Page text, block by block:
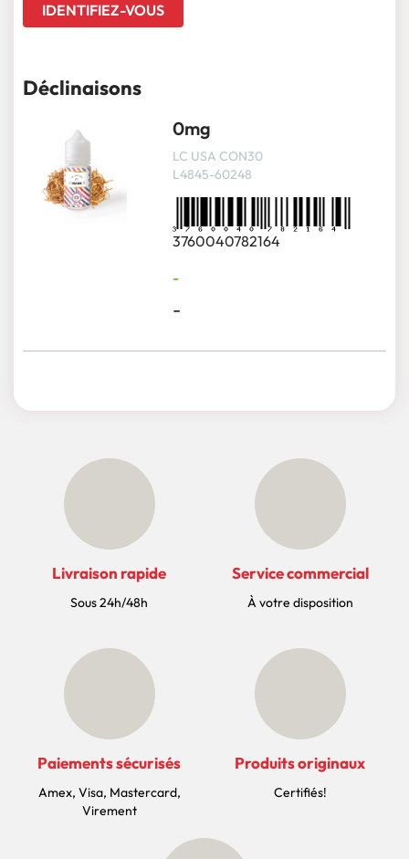
IDENTIFIEZ-VOUS
Déclinaisons
0mg
LC USA CON30
L4845-60248
3760040782164
-
-
Livraison rapide
Sous 24h/48h
Service commercial
À votre disposition
Paiements sécurisés
Amex, Visa, Mastercard,
Virement
Produits originaux
Certifiés!